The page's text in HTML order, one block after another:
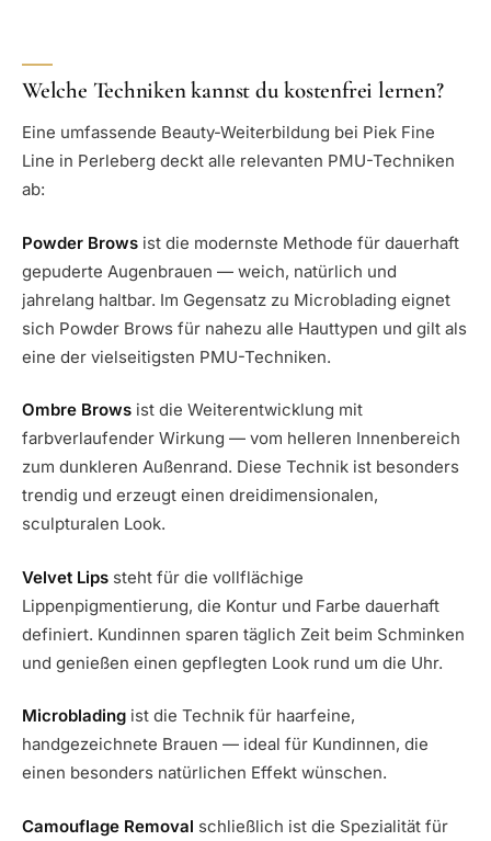
Welche Techniken kannst du kostenfrei lernen?
Eine umfassende Beauty-Weiterbildung bei Piek Fine
Line in Perleberg deckt alle relevanten PMU-Techniken
ab:
Powder Brows ist die modernste Methode für dauerhaft
gepuderte Augenbrauen — weich, natürlich und
jahrelang haltbar. Im Gegensatz zu Microblading eignet
sich Powder Brows für nahezu alle Hauttypen und gilt als
eine der vielseitigsten PMU-Techniken.
Ombre Brows ist die Weiterentwicklung mit
farbverlaufender Wirkung — vom helleren Innenbereich
zum dunkleren Außenrand. Diese Technik ist besonders
trendig und erzeugt einen dreidimensionalen,
sculpturalen Look.
Velvet Lips steht für die vollflächige
Lippenpigmentierung, die Kontur und Farbe dauerhaft
definiert. Kundinnen sparen täglich Zeit beim Schminken
und genießen einen gepflegten Look rund um die Uhr.
Microblading ist die Technik für haarfeine,
handgezeichnete Brauen — ideal für Kundinnen, die
einen besonders natürlichen Effekt wünschen.
Camouflage Removal schließlich ist die Spezialität für